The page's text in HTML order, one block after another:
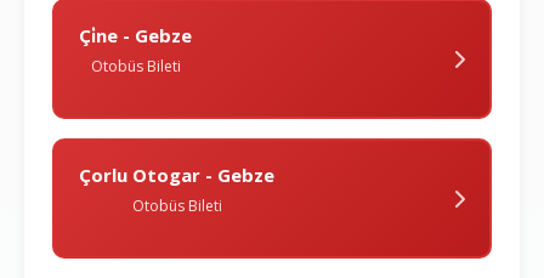
Çi̇ne - Gebze
Otobüs Bileti
Çorlu Otogar - Gebze
Otobüs Bileti